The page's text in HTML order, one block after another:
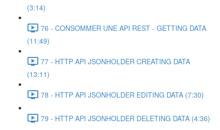
(3:14)
76 - CONSOMMER UNE API REST - GETTING DATA
(11:49)
77 - HTTP API JSONHOLDER CREATING DATA
(13:11)
78 - HTTP API JSONHOLDER EDITING DATA (7:30)
79 - HTTP API JSONHOLDER DELETING DATA (4:36)